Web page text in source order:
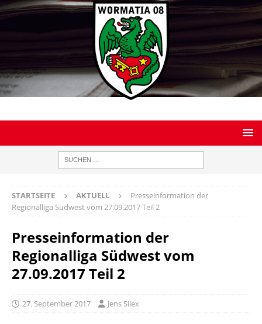
STARTSEITE AKTUELL
Presseinformation der
Regionalliga Südwest vom 27.09.2017 Teil 2
Presseinformation der
Regionalliga Südwest vom
27.09.2017 Teil 2
27. September 2017 Jens Silex